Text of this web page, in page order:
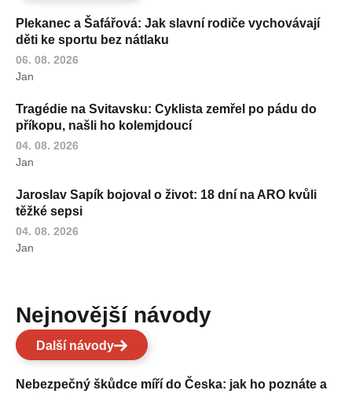
Plekanec a Šafářová: Jak slavní rodiče vychovávají
děti ke sportu bez nátlaku
06. 08. 2026
Jan
Tragédie na Svitavsku: Cyklista zemřel po pádu do
příkopu, našli ho kolemjdoucí
04. 08. 2026
Jan
Jaroslav Sapík bojoval o život: 18 dní na ARO kvůli
těžké sepsi
04. 08. 2026
Jan
Nejnovější návody
Další návody
Nebezpečný škůdce míří do Česka: jak ho poznáte a